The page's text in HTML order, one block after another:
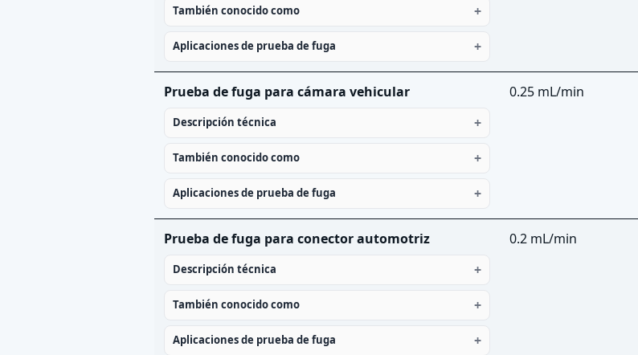
También conocido como
Aplicaciones de prueba de fuga
Prueba de fuga para cámara vehicular
Descripción técnica
También conocido como
Aplicaciones de prueba de fuga
0.25 mL/min
Prueba de fuga para conector automotriz
Descripción técnica
También conocido como
Aplicaciones de prueba de fuga
0.2 mL/min